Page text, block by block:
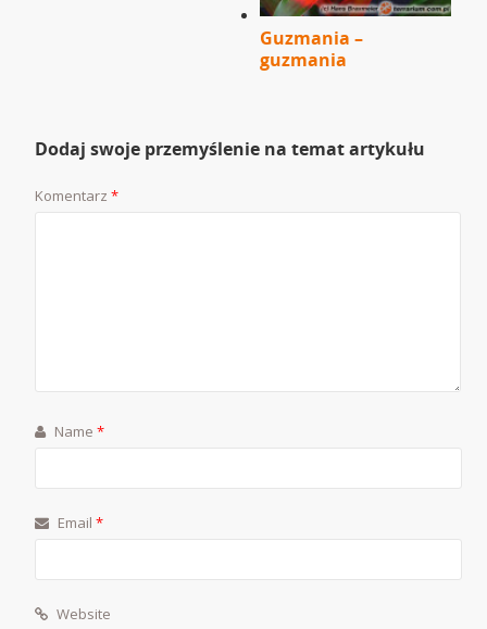
Guzmania –
guzmania
Dodaj swoje przemyślenie na temat artykułu
Komentarz*
Name*
Email*
Website